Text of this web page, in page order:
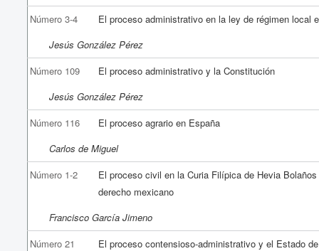
Número 3-4
El proceso administrativo en la ley de régimen local
Jesús González Pérez
Número 109
El proceso administrativo y la Constitución
Jesús González Pérez
Número 116
El proceso agrario en España
Carlos de Miguel
Número 1-2
El proceso civil en la Curia Filípica de Hevia
derecho mexicano
Francisco García Jimeno
Número 21
El proceso contensioso-administrativo y el Estado